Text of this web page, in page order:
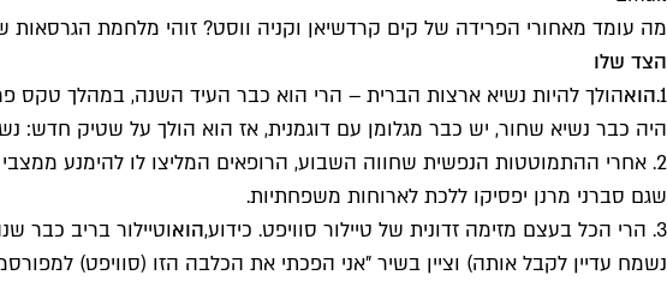
מה עומד מאחורי הפרידה של קים קרדשיאן וקניה ווסט? זוהי מלחמת
הצד שלו
1.הוא
היה כבר נשיא שחור, יש כבר מגלומן עם דוגמנית, אז הוא הולך על שטיק חדש:
2. אחרי ההתמוטטות הנפשית שחווה השבוע, הרופאים המליצו לו להימנע ממצבי לחץ אז
שגם סברני מרנן יפסיקו ללכת לארוחות משפחתיות.
3. הרי הכל בעצם מזימה זדונית של טיילור סוויפט. כידוע,
הוא
נשמח עדיין לקבל אותה) וציין בשיר "אני הפכתי את הכלבה הזו (סוויפט)